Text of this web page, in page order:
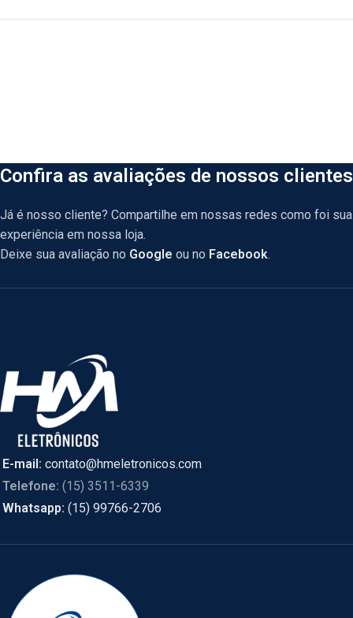
Confira as avaliações de nossos clientes
Já é nosso cliente? Compartilhe em nossas redes como foi sua
experiência em nossa loja.
Deixe sua avaliação no Google ou no Facebook.
E-mail: contato@hmeletronicos.com
Telefone: (15) 3511-6339
Whatsapp: (15) 99766-2706